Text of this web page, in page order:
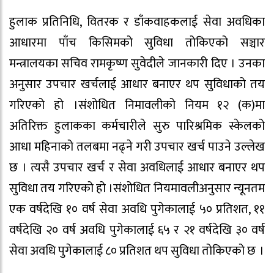
हुलाक प्रतिनिधि, वितरक र डाँकवाहकलाई सेवा अवधिका
आधारमा पाँच किसिमको सुविधा तोकिएको सञ्चार
मन्त्रालयका सचिव रामकृष्ण सुवेदीले जानकारी दिए । उनका
अनुसार उपचार खर्चलाई आधार बनाएर थप सुविधाको तय
गरिएको हो ।संशोधित निमावलीको नियम १२ (क)मा
अतिरिक्त हुलाकका कर्मचारीले सुरु पारिश्रमिक स्केलको
आधा महिनाको तलबमा नढ्ने गरी उपचार खर्च पाउने उल्लेख
छ । त्यसै उपचार खर्च र सेवा अवधिलाई आधार बनाएर थप
सुविधा तय गरिएको हो ।संशोधित नियमावलीअनुसार न्यूनतम
एक वर्षदेखि १० वर्ष सेवा अवधि पुगेकालाई ५० प्रतिशत, ११
वर्षदेखि २० वर्ष अवधि पुगेकालाई ६५ र २१ वर्षदेखि ३० वर्ष
सेवा अवधि पुगेकालाई ८० प्रतिशत थप सुविधा तोकिएको छ ।